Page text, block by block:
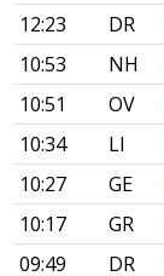
12:23
DR
10:53
NH
10:51
OV
10:34
LI
10:27
GE
10:17
GR
09:49
DR